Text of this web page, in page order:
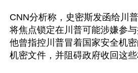
CNN分析称，史密斯发函给川
将焦点锁定在川普可能涉嫌参与
他曾指控川普冒着国家安全机
机密文件，并阻碍政府收回这些